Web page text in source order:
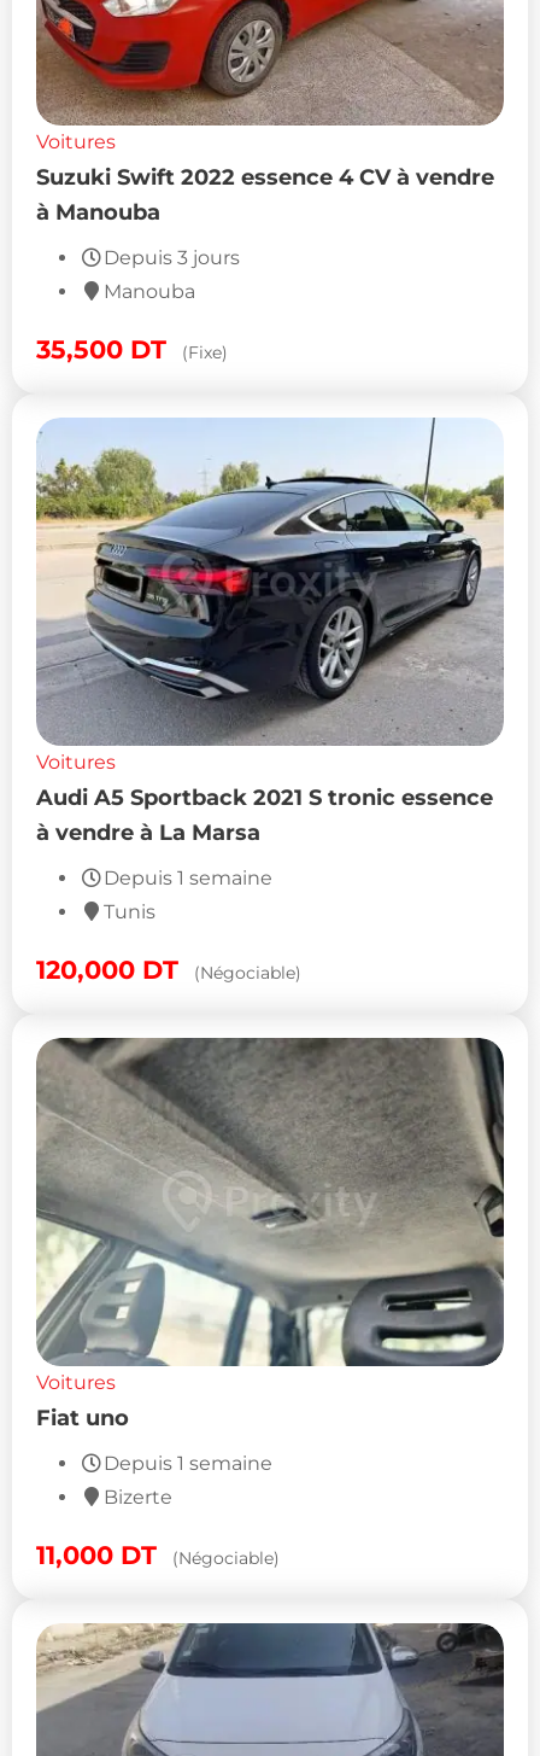
Voitures
Suzuki Swift 2022 essence 4 CV à vendre
à Manouba
Depuis 3 jours
Manouba
35,500 DT (Fixe)
Voitures
Audi A5 Sportback 2021 S tronic essence
à vendre à La Marsa
Depuis 1 semaine
Tunis
120,000 DT (Négociable)
Voitures
Fiat uno
Depuis 1 semaine
Bizerte
11,000 DT (Négociable)